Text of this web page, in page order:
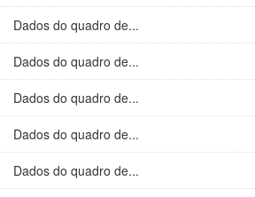
Dados do quadro de...
Dados do quadro de...
Dados do quadro de...
Dados do quadro de...
Dados do quadro de...